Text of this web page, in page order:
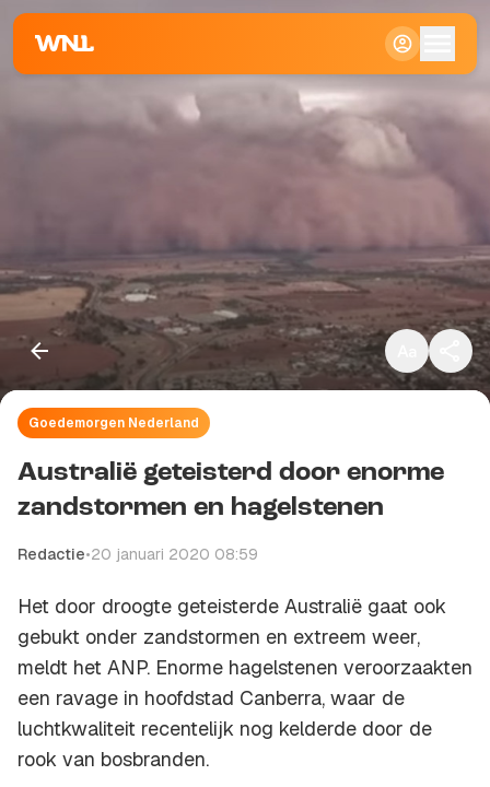
Standaard
Groot
Goedemorgen Nederland
Australië geteisterd door enorme
zandstormen en hagelstenen
Redactie•20 januari 2020 08:59
Het door droogte geteisterde Australië gaat ook
gebukt onder zandstormen en extreem weer,
meldt het ANP. Enorme hagelstenen veroorzaakten
een ravage in hoofdstad Canberra, waar de
luchtkwaliteit recentelijk nog kelderde door de
rook van bosbranden.